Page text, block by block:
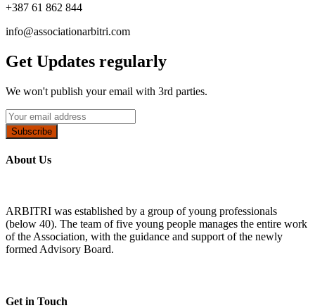
+387 61 862 844
info@associationarbitri.com
Get Updates regularly
We won't publish your email with 3rd parties.
Subscribe
About Us
ARBITRI was established by a group of young professionals
(below 40). The team of five young people manages the entire work
of the Association, with the guidance and support of the newly
formed Advisory Board.
Get in Touch